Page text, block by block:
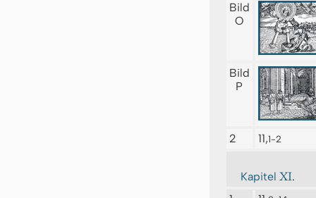
Bild
O
Bild
P
2 11,1-2
Kapitel XI.